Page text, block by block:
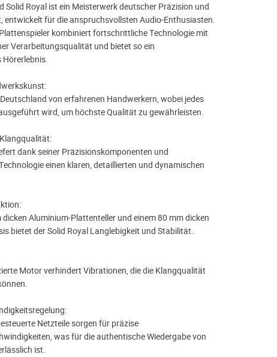
Solid Royal ist ein Meisterwerk deutscher Präzision und
entwickelt für die anspruchsvollsten Audio-Enthusiasten.
kombiniert fortschrittliche Technologie mit
Verarbeitungsqualität und bietet so ein
Hörerlebnis.
von erfahrenen Handwerkern, wobei jedes
wird, um höchste Qualität zu gewährleisten.
dank seiner Präzisionskomponenten und
einen klaren, detaillierten und dynamischen
dicken Aluminium-Plattenteller und einem 80 mm dicken
bietet der Solid Royal Langlebigkeit und Stabilität.
Motor verhindert Vibrationen, die die Klangqualität
Netzteile sorgen für präzise
was für die authentische Wiedergabe von
ist.